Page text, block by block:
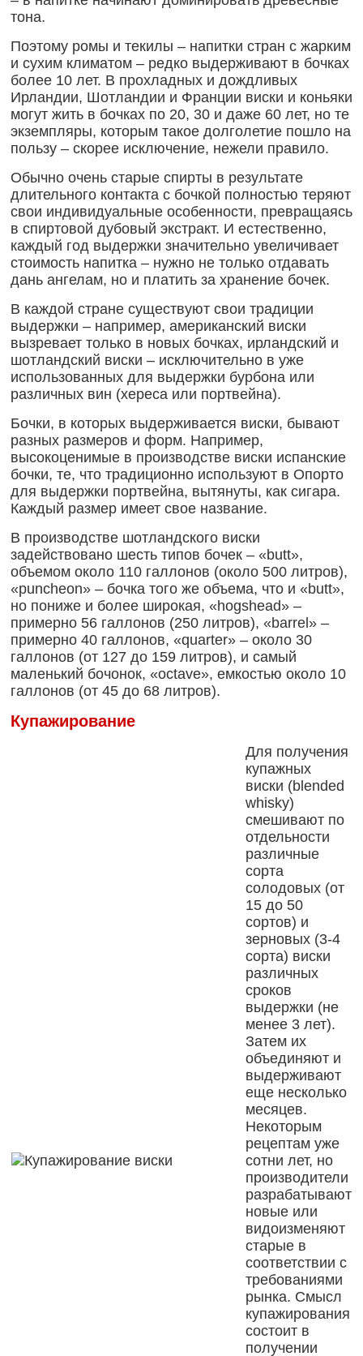
тона.
Поэтому ромы и текилы – напитки стран с жарким
и сухим климатом – редко выдерживают в бочках
более 10 лет. В прохладных и дождливых
Ирландии, Шотландии и Франции виски и коньяки
могут жить в бочках по 20, 30 и даже 60 лет, но те
экземпляры, которым такое долголетие пошло на
пользу – скорее исключение, нежели правило.
Обычно очень старые спирты в результате
длительного контакта с бочкой полностью теряют
свои индивидуальные особенности, превращаясь
в спиртовой дубовый экстракт. И естественно,
каждый год выдержки значительно увеличивает
стоимость напитка – нужно не только отдавать
дань ангелам, но и платить за хранение бочек.
В каждой стране существуют свои традиции
выдержки – например, американский виски
вызревает только в новых бочках, ирландский и
шотландский виски – исключительно в уже
использованных для выдержки бурбона или
различных вин (хереса или портвейна).
Бочки, в которых выдерживается виски, бывают
разных размеров и форм. Например,
высокоценимые в производстве виски испанские
бочки, те, что традиционно используют в Опорто
для выдержки портвейна, вытянуты, как сигара.
Каждый размер имеет свое название.
В производстве шотландского виски
задействовано шесть типов бочек – «butt»,
объемом около 110 галлонов (около 500 литров),
«puncheon» – бочка того же объема, что и «butt»,
но пониже и более широкая, «hogshead» –
примерно 56 галлонов (250 литров), «barrel» –
примерно 40 галлонов, «quarter» – около 30
галлонов (от 127 до 159 литров), и самый
маленький бочонок, «octave», емкостью около 10
галлонов (от 45 до 68 литров).
Купажирование
Для получения
купажных
виски (blended
whisky)
смешивают по
отдельности
различные
сорта
солодовых (от
15 до 50
сортов) и
зерновых (3-4
сорта) виски
различных
сроков
выдержки (не
менее 3 лет).
Затем их
объединяют и
выдерживают
еще несколько
месяцев.
Некоторым
рецептам уже
сотни лет, но
производители
разрабатывают
новые или
видоизменяют
старые в
соответствии с
требованиями
рынка. Смысл
купажирования
состоит в
получении